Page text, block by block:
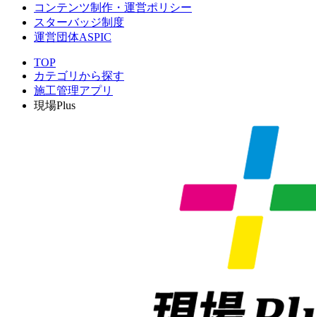
コンテンツ制作・運営ポリシー
スターバッジ制度
運営団体ASPIC
TOP
カテゴリから探す
施工管理アプリ
現場Plus